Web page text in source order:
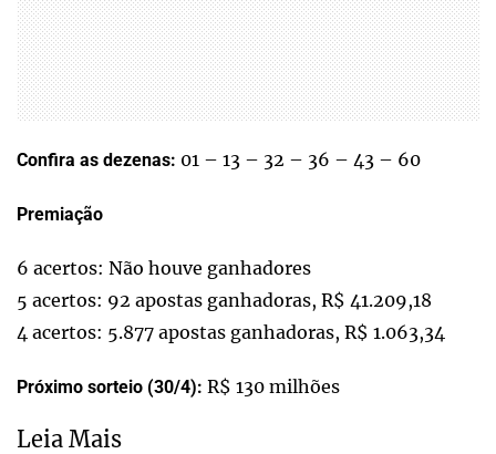
Confira as dezenas: 01 – 13 – 32 – 36 – 43 – 60
Premiação
6 acertos: Não houve ganhadores
5 acertos: 92 apostas ganhadoras, R$ 41.209,18
4 acertos: 5.877 apostas ganhadoras, R$ 1.063,34
Próximo sorteio (30/4): R$ 130 milhões
Leia Mais